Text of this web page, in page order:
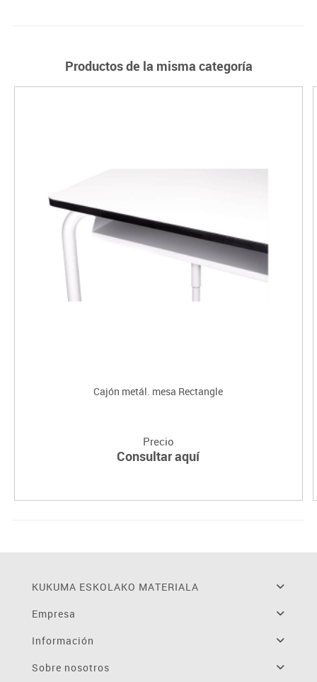
Productos de la misma categoría
Cajón metál. mesa Rectangle
Precio
Consultar aquí
KUKUMA ESKOLAKO MATERIALA
Empresa
Información
Sobre nosotros